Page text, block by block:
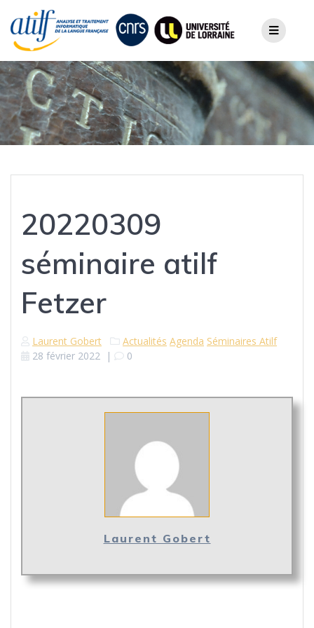
content
20220309
séminaire atilf
Fetzer
Laurent Gobert Actualités Agenda Séminaires Atilf
28 février 2022 | 0
Laurent Gobert